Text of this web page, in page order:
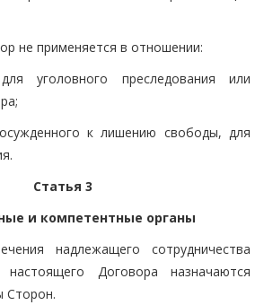
не применяется в отношении:
уголовного преследования или
к лишению свободы, для
Статья 3
и компетентные органы
надлежащего сотрудничества
Договора назначаются
Сторон.